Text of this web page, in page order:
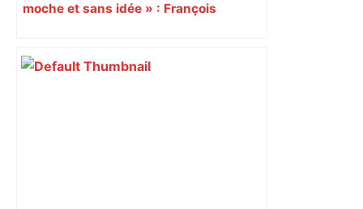
moche et sans idée » : François
Augustins